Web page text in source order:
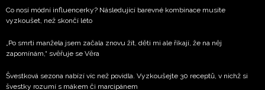
Co nosí módní influencerky? Následující barevné kombinace musíte
vyzkoušet, než skončí léto
„Po smrti manžela jsem začala znovu žít, děti mi ale říkají, že na něj
zapomínám,“ svěřuje se Věra
Švestková sezona nabízí víc než povidla. Vyzkoušejte 30 receptů, v nichž si
švestky rozumí s mákem či marcipánem